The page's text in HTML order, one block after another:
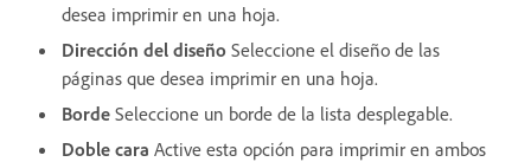
desea imprimir en una hoja.
Dirección del diseño Seleccione el diseño de las
páginas que desea imprimir en una hoja.
Borde Seleccione un borde de la lista desplegable.
Doble cara Active esta opción para imprimir en ambos